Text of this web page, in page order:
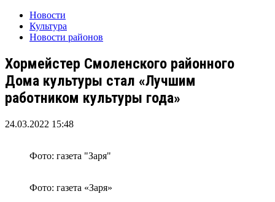
Новости
Культура
Новости районов
Хормейстер Смоленского районного
Дома культуры стал «Лучшим
работником культуры года»
24.03.2022 15:48
Фото: газета "Заря"
Фото: газета «Заря»